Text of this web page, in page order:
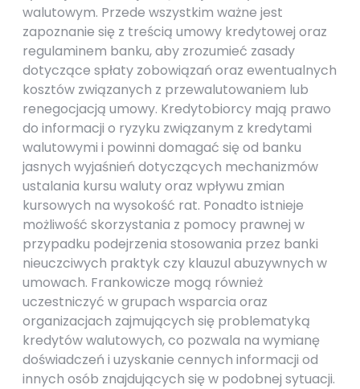
walutowym. Przede wszystkim ważne jest
zapoznanie się z treścią umowy kredytowej oraz
regulaminem banku, aby zrozumieć zasady
dotyczące spłaty zobowiązań oraz ewentualnych
kosztów związanych z przewalutowaniem lub
renegocjacją umowy. Kredytobiorcy mają prawo
do informacji o ryzyku związanym z kredytami
walutowymi i powinni domagać się od banku
jasnych wyjaśnień dotyczących mechanizmów
ustalania kursu waluty oraz wpływu zmian
kursowych na wysokość rat. Ponadto istnieje
możliwość skorzystania z pomocy prawnej w
przypadku podejrzenia stosowania przez banki
nieuczciwych praktyk czy klauzul abuzywnych w
umowach. Frankowicze mogą również
uczestniczyć w grupach wsparcia oraz
organizacjach zajmujących się problematyką
kredytów walutowych, co pozwala na wymianę
doświadczeń i uzyskanie cennych informacji od
innych osób znajdujących się w podobnej sytuacji.